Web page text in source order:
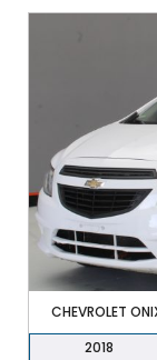
CHEVROLET
2018